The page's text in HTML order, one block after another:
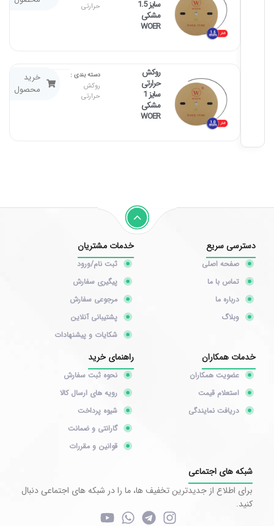
سایز 1.5
مشکی
WOER
حرارتی
روکش
حرارتی
سایز 1
مشکی
WOER
دسته بندی :
روکش
حرارتی
تماس
بگیرید
خرید
محصول
دسترسی سریع
صفحه اصلی
تماس با ما
درباره ما
وبلاگ
خدمات مشتریان
ثبت نام/ورود
پیگیری سفارش
مرجوعی سفارش
پشتیبانی آنلاین
شکایات و پیشنهادات
خدمات همکاران
عضویت همکاران
استعلام قیمت
دریافت نمایندگی
راهنمای خرید
نحوه ثبت سفارش
رویه های ارسال کالا
شیوه پرداخت
گارانتی و ضمانت
قوانین و مقررات
شبکه های اجتماعی
برای اطلاع از جدیدترین تخفیف ها، ما را در شبکه های اجتماعی دنبال
کنید.